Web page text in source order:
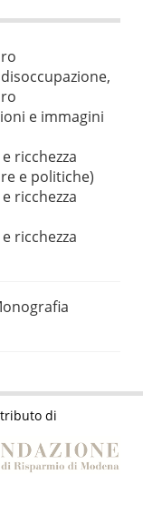
e immagini
ricchezza
e politiche)
ricchezza
ricchezza
di